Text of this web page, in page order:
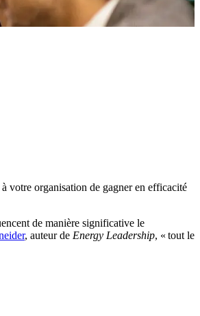
votre organisation de gagner en efficacité
de manière significative le
, auteur de Energy Leadership, « tout le